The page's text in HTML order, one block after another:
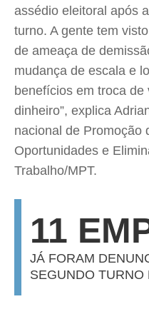
assédio eleitoral após
turno. A gente tem
de ameaça de
mudança de escala e
benefícios em troca de
dinheiro”, explica
nacional de Promoção
Oportunidades e
Trabalho/MPT.
11
JÁ FORAM
SEGUNDO